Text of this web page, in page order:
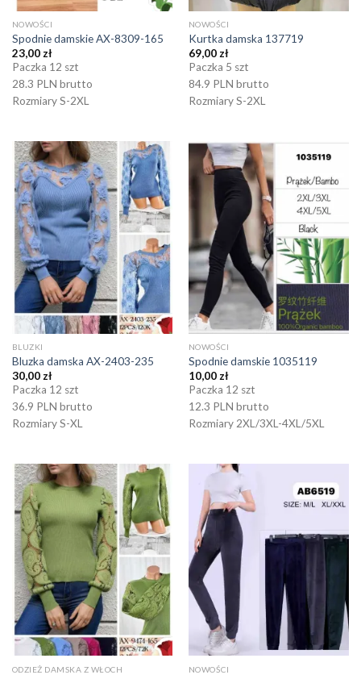
NOWOŚCI
Spodnie damskie AX-8309-165
23,00 zł
Paczka 12 szt
28.3 PLN brutto
Rozmiary S-2XL
NOWOŚCI
Kurtka damska 137719
69,00 zł
Paczka 5 szt
84.9 PLN brutto
Rozmiary S-2XL
BLUZKI
Bluzka damska AX-2403-235
30,00 zł
Paczka 12 szt
36.9 PLN brutto
Rozmiary S-XL
NOWOŚCI
Spodnie damskie 1035119
10,00 zł
Paczka 12 szt
12.3 PLN brutto
Rozmiary 2XL/3XL-4XL/5XL
ODZIEŻ DAMSKA Z WŁOCH NOWOŚCI